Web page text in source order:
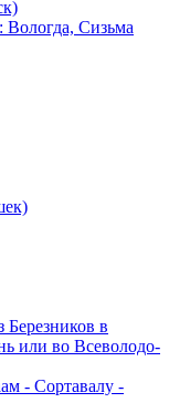
Вологда, Сизьма
в
или во Всеволодо-
- Сортавалу -